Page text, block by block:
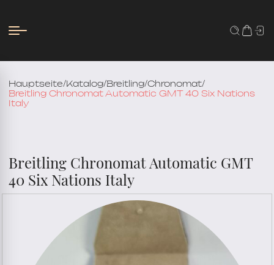
Hauptseite/ Katalog/Breitling/Chronomat/
Breitling Chronomat Automatic GMT 40 Six Nations
Italy
Breitling Chronomat Automatic GMT
40 Six Nations Italy